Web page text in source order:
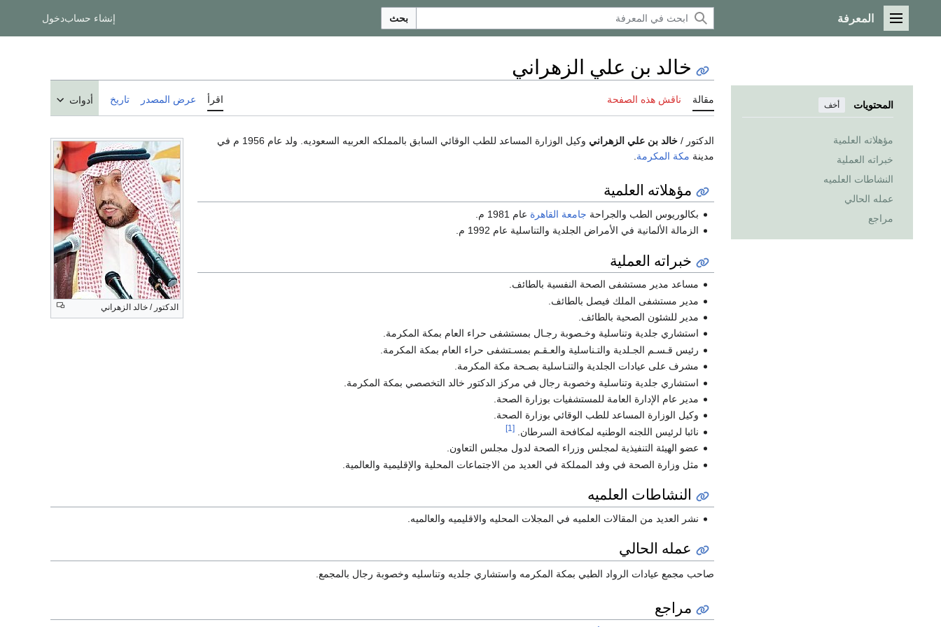
القائمة الرئيسية
المعرفة بحث إنشاء حسابدخول
المحتويات أخف
مؤهلاته العلمية
خبراته العملية
النشاطات العلميه
عمله الحالي
مراجع
خالد بن علي الزهراني
مقالة ناقش هذه الصفحة اقرأ عرض المصدر تاريخ أدوات
الدكتور / خالد الزهراني
الدكتور / خالد بن علي الزهراني
وكيل الوزارة المساعد للطب الوقائي السابق بالمملكه العربيه السعوديه. ولد عام 1956 م في
مدينة مكة المكرمة
مؤهلاته العلمية
بكالوريوس الطب والجراحة جامعة القاهرة عام 1981 م.
الزمالة الألمانية في الأمراض الجلدية والتناسلية عام 1992 م.
خبراته العملية
مساعد مدير مستشفى الصحة النفسية بالطائف.
مدير مستشفى الملك فيصل بالطائف.
مدير للشئون الصحية بالطائف.
استشاري جلدية وتناسلية وخـصوبة رجـال بمستشفى حراء العام بمكة المكرمة.
رئيس قـسـم الجـلدية والتـناسلية والعـقـم بمسـتشفى حراء العام بمكة المكرمة.
مشرف على عيادات الجلدية والتنـاسلية بصـحة مكة المكرمة.
استشاري جلدية وتناسلية وخصوبة رجال في مركز الدكتور خالد التخصصي بمكة المكرمة.
مدير عام الإدارة العامة للمستشفيات بوزارة الصحة.
وكيل الوزارة المساعد للطب الوقائي بوزارة الصحة.
نائبا لرئيس اللجنه الوطنيه لمكافحة السرطان.[1]
عضو الهيئة التنفيذية لمجلس وزراء الصحة لدول مجلس التعاون.
مثل وزارة الصحة في وفد المملكة في العديد من الاجتماعات المحلية والإقليمية والعالمية.
النشاطات العلميه
نشر العديد من المقالات العلميه في المجلات المحليه والاقليميه والعالميه.
عمله الحالي
صاحب مجمع عيادات الرواد الطبي بمكة المكرمه واستشاري جلديه وتناسليه وخصوبة رجال بالمجمع.
مراجع